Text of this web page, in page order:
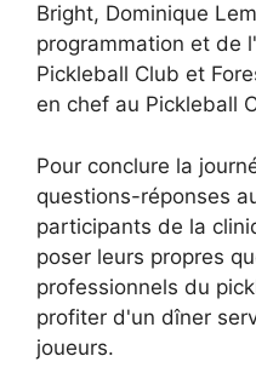
Bright, Dominique
programmation et de
Pickleball Club et
en chef au Pickleball
Pour conclure la
questions-réponses
participants de la
poser leurs propres
professionnels du
profiter d'un dîner
joueurs.